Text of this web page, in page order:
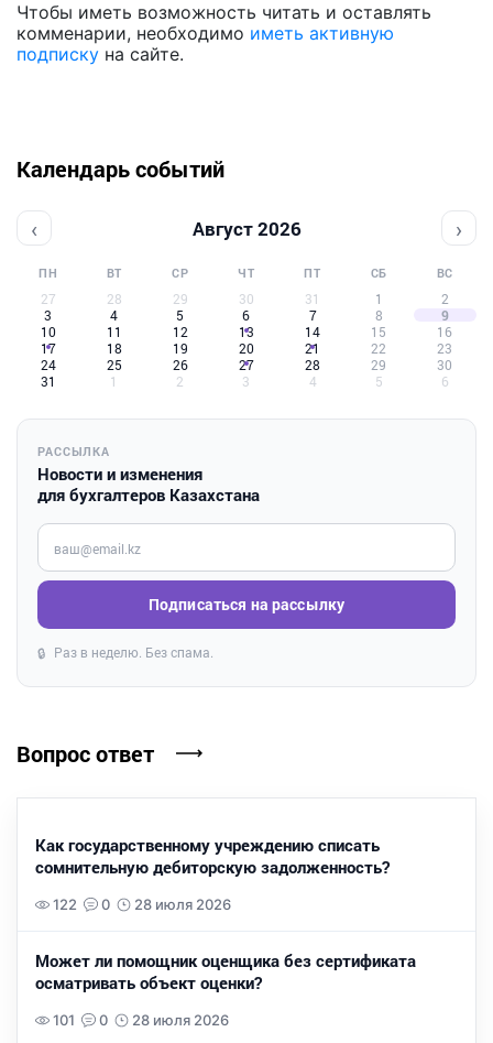
Чтобы иметь возможность читать и оставлять
комменарии, необходимо иметь активную
подписку на сайте.
Календарь событий
‹ Август 2026 ›
ПН ВТ СР ЧТ ПТ СБ ВС
27 28 29 30 31 1
2
3
4 5 6 7 8
9
10
11 12 13 14 15
16
17
18 19 20 21 22
23
24
25 26 27 28 29
30
31
1 2 3 4 5 6
РАССЫЛКА
Новости и изменения
для бухгалтеров Казахстана
Введите ваш e-mail
Подписаться на рассылку
🔒 Раз в неделю. Без спама.
Вопрос ответ
Как государственному учреждению списать
сомнительную дебиторскую задолженность?
122 0 28 июля 2026
Может ли помощник оценщика без сертификата
осматривать объект оценки?
101 0 28 июля 2026